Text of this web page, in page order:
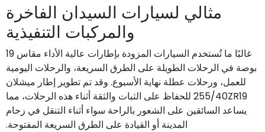
مثالي لسيارات السيدان الفاخرة
والمركبات التنفيذية
غالبًا ما تُستخدم السيارات المزودة بإطارات عالية الأداء مقاس 19
بوصة في الرحلات الطويلة على الطرق السريعة، والرحلات اليومية
للعمل، ورحلات عطلة نهاية الأسبوع. وقد تم تطوير إطار ميشلان
255/40ZR19 للحفاظ على الثبات والثقة أثناء هذه الرحلات، مما
يساعد السائقين على الشعور بالراحة سواء أثناء التنقل في زحام
المدينة أو القيادة على الطرق السريعة المفتوحة.